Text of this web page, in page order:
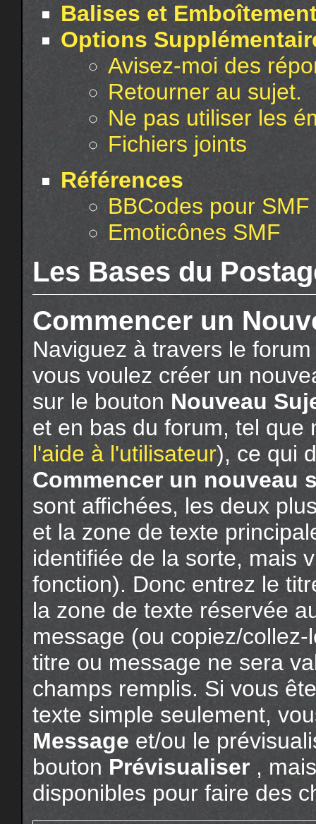
Balises et
Options
Avisez-moi des
Retourner au sujet.
Ne pas utiliser les
Fichiers joints
Références
BBCodes pour SMF
Emoticônes SMF
Les Bases du
Commencer un
Naviguez à travers le
vous voulez créer un
sur le bouton Nouveau
et en bas du forum, tel
l'aide à l'utilisateur), ce qui
Commencer un nouveau
sont affichées, les deux
et la zone de texte
identifiée de la sorte, mais
fonction). Donc entrez le
la zone de texte réservée
message (ou copiez/
titre ou message ne sera
champs remplis. Si vous
texte simple seulement,
Message et/ou le
bouton Prévisualiser,
disponibles pour faire des